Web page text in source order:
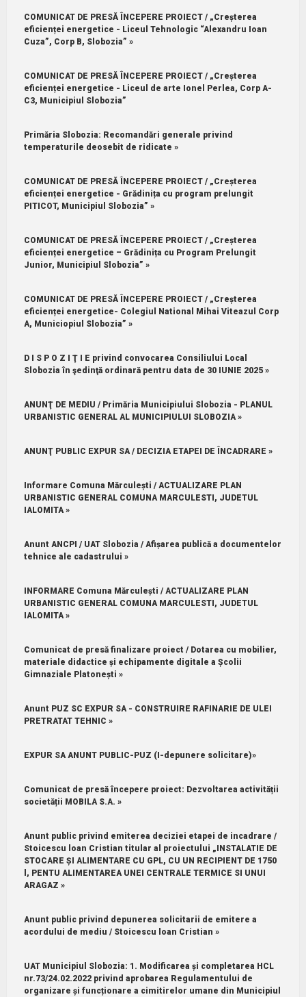
COMUNICAT DE PRESĂ ÎNCEPERE PROIECT / „Creșterea
eficienței energetice - Liceul Tehnologic “Alexandru Ioan
Cuza”, Corp B, Slobozia” »
COMUNICAT DE PRESĂ ÎNCEPERE PROIECT / „Creșterea
eficienței energetice - Liceul de arte Ionel Perlea, Corp A-
C3, Municipiul Slobozia”
Primăria Slobozia: Recomandări generale privind
temperaturile deosebit de ridicate »
COMUNICAT DE PRESĂ ÎNCEPERE PROIECT / „Creșterea
eficienței energetice - Grădinița cu program prelungit
PITICOT, Municipiul Slobozia” »
COMUNICAT DE PRESĂ ÎNCEPERE PROIECT / „Creșterea
eficienței energetice – Grădinița cu Program Prelungit
Junior, Municipiul Slobozia” »
COMUNICAT DE PRESĂ ÎNCEPERE PROIECT / „Creșterea
eficienței energetice- Colegiul National Mihai Viteazul Corp
A, Municiopiul Slobozia” »
D I S P O Z I Ţ I E privind convocarea Consiliului Local
Slobozia în şedinţă ordinară pentru data de 30 IUNIE 2025 »
ANUNŢ DE MEDIU / Primăria Municipiului Slobozia - PLANUL
URBANISTIC GENERAL AL MUNICIPIULUI SLOBOZIA »
ANUNŢ PUBLIC EXPUR SA / DECIZIA ETAPEI DE ÎNCADRARE »
Informare Comuna Mărculești / ACTUALIZARE PLAN
URBANISTIC GENERAL COMUNA MARCULESTI, JUDETUL
IALOMITA »
Anunt ANCPI / UAT Slobozia / Afișarea publică a documentelor
tehnice ale cadastrului »
INFORMARE Comuna Mărculești / ACTUALIZARE PLAN
URBANISTIC GENERAL COMUNA MARCULESTI, JUDETUL
IALOMITA »
Comunicat de presă finalizare proiect / Dotarea cu mobilier,
materiale didactice și echipamente digitale a Școlii
Gimnaziale Platonești »
Anunt PUZ SC EXPUR SA - CONSTRUIRE RAFINARIE DE ULEI
PRETRATAT TEHNIC »
EXPUR SA ANUNT PUBLIC-PUZ (I-depunere solicitare)»
Comunicat de presă începere proiect: Dezvoltarea activității
societății MOBILA S.A. »
Anunt public privind emiterea deciziei etapei de incadrare /
Stoicescu loan Cristian titular al proiectului „INSTALATIE DE
STOCARE ȘI ALIMENTARE CU GPL, CU UN RECIPIENT DE 1750
l, PENTU ALIMENTAREA UNEI CENTRALE TERMICE SI UNUI
ARAGAZ »
Anunt public privind depunerea solicitarii de emitere a
acordului de mediu / Stoicescu loan Cristian »
UAT Municipiul Slobozia: 1.⁠ ⁠Modificarea și completarea HCL
nr.73/24.02.2022 privind aprobarea Regulamentului de
organizare și funcționare a cimitirelor umane din Municipiul